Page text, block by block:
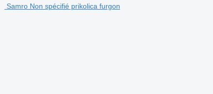
Samro Non spécifié prikolica furgon